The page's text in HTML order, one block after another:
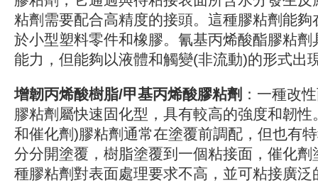
粘劑需要配合高精度的接頭。這種膠粘劑能
於小型塑料零件和橡膠。氰基丙烯酸酯膠粘
能力，但能夠以液體和觸變(非流動)的形式出
增韌丙烯酸樹脂/甲基丙烯酸膠粘劑 ：一種改
膠粘劑屬快速固化型，具有較高的強度和韌
和催化劑)膠粘劑通常在塗覆前調配，但也有
分分開塗覆，樹脂塗覆到一個粘接面，催化
種膠粘劑對表面處理要求不高，並可粘接廣